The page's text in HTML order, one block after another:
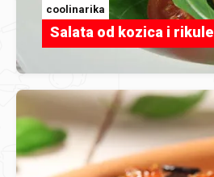
coolinarika
Salata od kozica i rikule